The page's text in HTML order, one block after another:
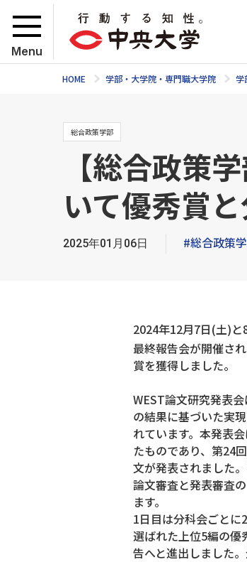
Menu
HOME 学部・大学院・専門職大学院 学
総合政策学部
【総合政策
いて優秀賞
2025年01月06日 #総合政策
2024年12月7日(土)
最終報告会が開催さ
賞を獲得しました。
WEST論文研究発表
の結果に基づいた実
れています。本発表
たものであり、第24
文が発表されました
論文審査と発表審査
ます。
1日目は分科会ごとに
選ばれた上位5編の優
告へと進出しました